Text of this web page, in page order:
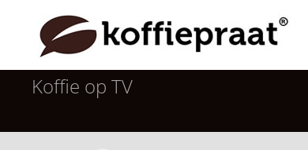
Koffie op TV